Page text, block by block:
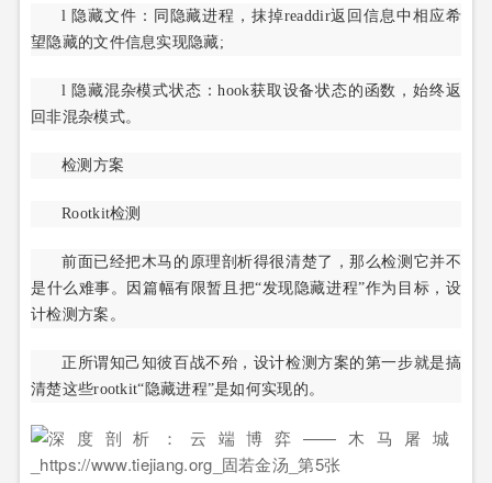
l 隐藏文件：同隐藏进程，抹掉readdir返回信息中相应希
望隐藏的文件信息实现隐藏;
l 隐藏混杂模式状态：hook获取设备状态的函数，始终返
回非混杂模式。
检测方案
Rootkit检测
前面已经把木马的原理剖析得很清楚了，那么检测它并不
是什么难事。因篇幅有限暂且把“发现隐藏进程”作为目标，设
计检测方案。
正所谓知己知彼百战不殆，设计检测方案的第一步就是搞
清楚这些rootkit“隐藏进程”是如何实现的。